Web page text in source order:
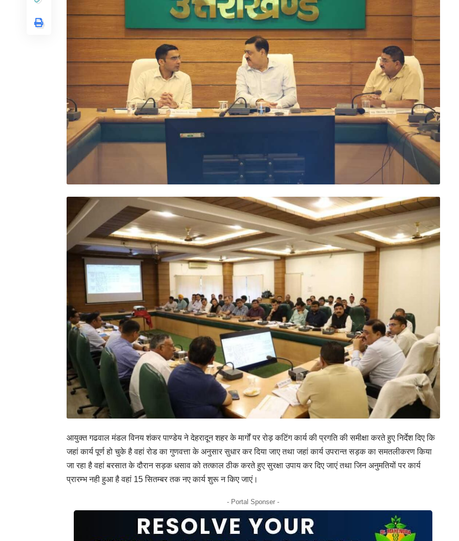
आयुक्त गढवाल मंडल विनय शंकर पाण्डेय ने देहरादून शहर के मार्गों पर रोड़ कटिंग कार्य की प्रगति की समीक्षा करते हुए निर्देश दिए कि
जहां कार्य पूर्ण हो चुके है वहां रोड का गुणवत्ता के अनुसार सुधार कर दिया जाए तथा जहां कार्य उपरान्त सड़क का समतलीकरण किया
जा रहा है वहां बरसात के दौरान सड़क धसाव को तत्काल ठीक करते हुए सुरक्षा उपाय कर दिए जाएं तथा जिन अनुमतियों पर कार्य
प्रारम्भ नही हुआ है वहां 15 सितम्बर तक नए कार्य शुरू न किए जाएं।
- Portal Sponser -